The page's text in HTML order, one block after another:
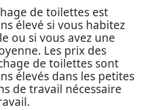
de toilettes est
élevé si vous habitez
ou si vous avez une
Les prix des
de toilettes sont
élevés dans les petites
de travail nécessaire